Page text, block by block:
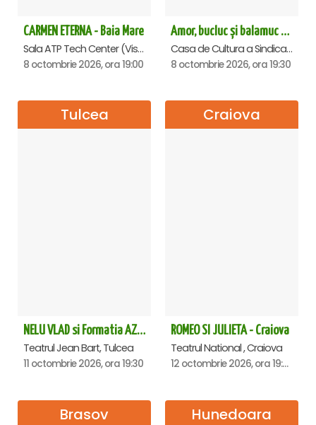
CARMEN ETERNA - Baia Mare
Sala ATP Tech Center (Vis a vis de Auchan), Baia-Mare
8 octombrie 2026, ora 19:00
Amor, bucluc și balamuc - Premiera națională - Ramnicu Valcea
Casa de Cultura a Sindicatelor , Ramnicu-Valcea
8 octombrie 2026, ora 19:30
Tulcea
NELU VLAD si Formatia AZUR - Turneu Aniversar 50 de ani - Tulcea
Teatrul Jean Bart, Tulcea
11 octombrie 2026, ora 19:30
Craiova
ROMEO SI JULIETA - Craiova
Teatrul National , Craiova
12 octombrie 2026, ora 19:00
Brasov Hunedoara